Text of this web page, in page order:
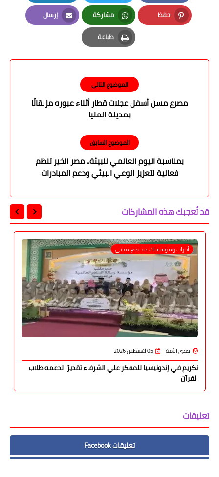
Facebook
Twitter
LinkedIn
حفظ
Pinterest
مشاركة
Whatsapp
إرسال
Email
طباعة
Print
الموضوع التالي
مصرع مسن أسفل عجلات قطار أثناء عبوره مزلقانًا
بمدينة المنيا
الموضوع السابق
بمناسبة اليوم العالمي للبيئة.. مصر الخير تنظم
فعالية لتعزيز الوعي البيئي ودعم المبادرات
المجتمعية
قد تُعجبك هذه المشاركات
أحزاب ومؤسسات مجتمع مدنى
صدى الأمة 05 أغسطس 2026
تكريم في إندونيسيا للمفكر علي الشرفاء تقديرًا لدعمه طلاب
القرآن
تعليقات
تعليقات Facebook